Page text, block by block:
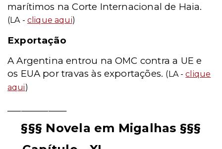
marítimos na Corte Internacional de Haia.
(LA - clique aqui)
Exportação
A Argentina entrou na OMC contra a UE e
os EUA por travas às exportações. (LA -clique
aqui)
§§§ Novela em Migalhas §§§